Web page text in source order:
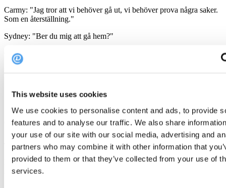
This website uses cookies
We use cookies to personalise content and ads, to provide
features and to analyse our traffic. We also share
your use of our site with our social media, advertising and
partners who may combine it with other information that
provided to them or that they’ve collected from your use of
services.
Carmy: "Jag tror att vi behöver gå ut, vi behöver prova några saker.
Som en återställning."
Sydney: "Ber du mig att gå hem?"
Carmy: "Jag skickar ut oss för att få inspiration."
Granskning av Harvard Business
Och det säger en hel del.
4. Mentorskapets roll
Låt oss titta på ett annat exempel på teamvård från "The Bear", med
särskilt fokus på